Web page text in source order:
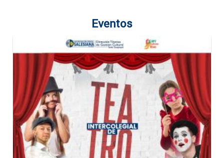
Eventos